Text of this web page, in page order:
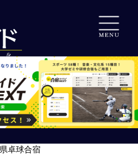
卓球合宿